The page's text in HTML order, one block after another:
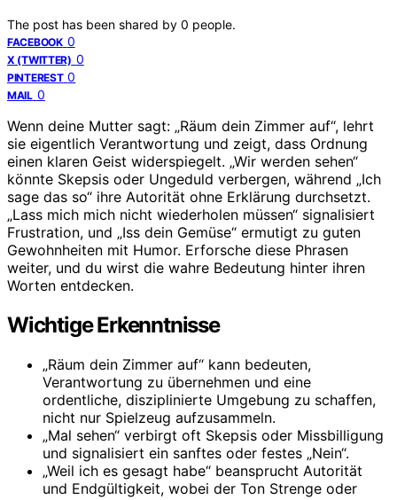
The post has been shared by 0 people.
FACEBOOK 0
X (TWITTER) 0
PINTEREST 0
MAIL 0
Wenn deine Mutter sagt: „Räum dein Zimmer auf“, lehrt
sie eigentlich Verantwortung und zeigt, dass Ordnung
einen klaren Geist widerspiegelt. „Wir werden sehen“
könnte Skepsis oder Ungeduld verbergen, während „Ich
sage das so“ ihre Autorität ohne Erklärung durchsetzt.
„Lass mich mich nicht wiederholen müssen“ signalisiert
Frustration, und „Iss dein Gemüse“ ermutigt zu guten
Gewohnheiten mit Humor. Erforsche diese Phrasen
weiter, und du wirst die wahre Bedeutung hinter ihren
Worten entdecken.
Wichtige Erkenntnisse
„Räum dein Zimmer auf“ kann bedeuten,
Verantwortung zu übernehmen und eine
ordentliche, disziplinierte Umgebung zu schaffen,
nicht nur Spielzeug aufzusammeln.
„Mal sehen“ verbirgt oft Skepsis oder Missbilligung
und signalisiert ein sanftes oder festes „Nein“.
„Weil ich es gesagt habe“ beansprucht Autorität
und Endgültigkeit, wobei der Ton Strenge oder